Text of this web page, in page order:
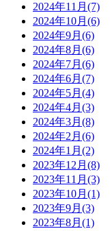
2024年11月(7)
2024年10月(6)
2024年9月(6)
2024年8月(6)
2024年7月(6)
2024年6月(7)
2024年5月(4)
2024年4月(3)
2024年3月(8)
2024年2月(6)
2024年1月(2)
2023年12月(8)
2023年11月(3)
2023年10月(1)
2023年9月(3)
2023年8月(1)